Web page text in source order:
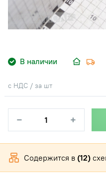
В наличии
с НДС / за шт
− +
Содержится в (12)